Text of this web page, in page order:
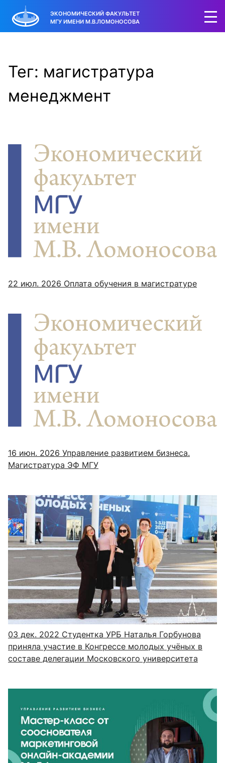
ЭКОНОМИЧЕСКИЙ ФАКУЛЬТЕТ
МГУ ИМЕНИ М.В.ЛОМОНОСОВА
Тег: магистратура
менеджмент
22 июл. 2026 Оплата обучения в магистратуре
16 июн. 2026 Управление развитием бизнеса.
Магистратура ЭФ МГУ
03 дек. 2022 Студентка УРБ Наталья Горбунова
приняла участие в Конгрессе молодых учёных в
составе делегации Московского университета